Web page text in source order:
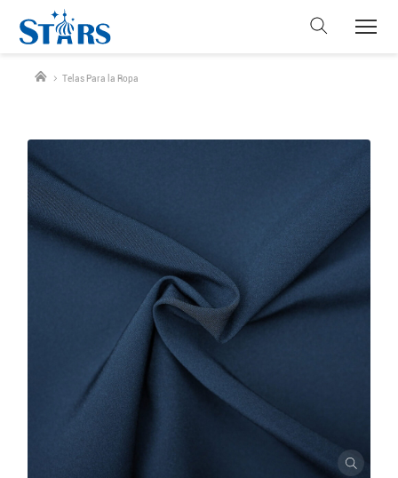
Telas Para la Ropa